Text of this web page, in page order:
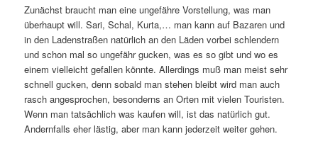
Zunächst braucht man eine ungefähre Vorstellung, was man
überhaupt will. Sari, Schal, Kurta,… man kann auf Bazaren und
in den Ladenstraßen natürlich an den Läden vorbei schlendern
und schon mal so ungefähr gucken, was es so gibt und wo es
einem vielleicht gefallen könnte. Allerdings muß man meist sehr
schnell gucken, denn sobald man stehen bleibt wird man auch
rasch angesprochen, besonderns an Orten mit vielen Touristen.
Wenn man tatsächlich was kaufen will, ist das natürlich gut.
Andernfalls eher lästig, aber man kann jederzeit weiter gehen.